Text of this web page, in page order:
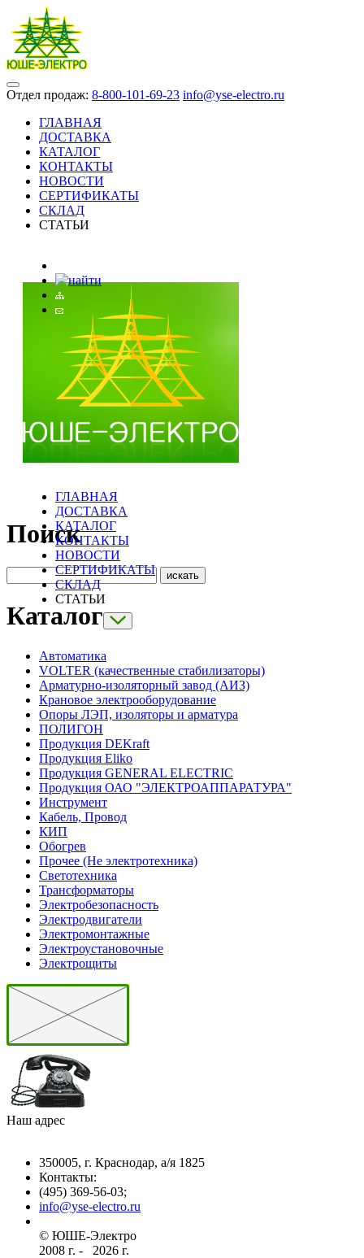
Отдел продаж: 8-800-101-69-23 info@yse-electro.ru
ГЛАВНАЯ
ДОСТАВКА
КАТАЛОГ
КОНТАКТЫ
НОВОСТИ
СЕРТИФИКАТЫ
СКЛАД
СТАТЬИ
ГЛАВНАЯ
ДОСТАВКА
КАТАЛОГ
КОНТАКТЫ
НОВОСТИ
СЕРТИФИКАТЫ
СКЛАД
СТАТЬИ
Поиск
Каталог
Автоматика
VOLTER (качественные стабилизаторы)
Арматурно-изоляторный завод (АИЗ)
Крановое электрооборудование
Опоры ЛЭП, изоляторы и арматура
ПОЛИГОН
Продукция DEKraft
Продукция Eliko
Продукция GENERAL ELECTRIC
Продукция ОАО "ЭЛЕКТРОАППАРАТУРА"
Инструмент
Кабель, Провод
КИП
Обогрев
Прочее (Не электротехника)
Светотехника
Трансформаторы
Электробезопасность
Электродвигатели
Электромонтажные
Электроустановочные
Электрощиты
Наш адрес
350005, г. Краснодар, а/я 1825
Контакты: ­
(495) 369-56-03;
info@yse-electro.ru­
© ЮШЕ-Эл­ектро ­
2008 г­. - ­ ­­­­­
2026 г.